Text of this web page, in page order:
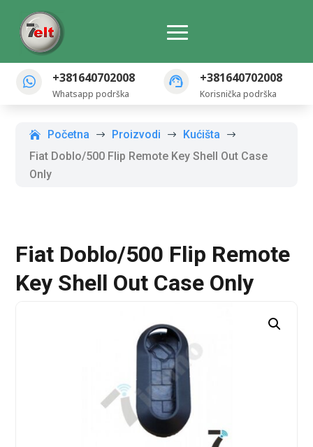
+381640702008
Whatsapp podrška
+381640702008
Korisnička podrška
Početna $ Proizvodi $ Kućišta $
Fiat Doblo/500 Flip Remote Key Shell Out Case
Only
Fiat Doblo/500 Flip Remote
Key Shell Out Case Only